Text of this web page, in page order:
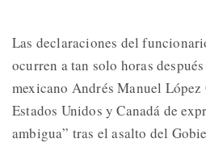
Las declaraciones del
ocurren a tan solo horas
mexicano Andrés Manuel López
Estados Unidos y Canadá de
ambigua” tras el asalto del